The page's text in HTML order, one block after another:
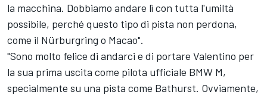
la macchina. Dobbiamo andare lì con tutta l'umiltà
possibile, perché questo tipo di pista non perdona,
come il Nürburgring o Macao".
"Sono molto felice di andarci e di portare Valentino per
la sua prima uscita come pilota ufficiale BMW M,
specialmente su una pista come Bathurst. Ovviamente,